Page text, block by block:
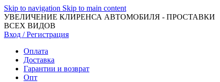
Skip to navigation Skip to main content
УВЕЛИЧЕНИЕ КЛИРЕНСА АВТОМОБИЛЯ - ПРОСТАВКИ
ВСЕХ ВИДОВ
Вход / Регистрация
Оплата
Доставка
Гарантии и возврат
Опт